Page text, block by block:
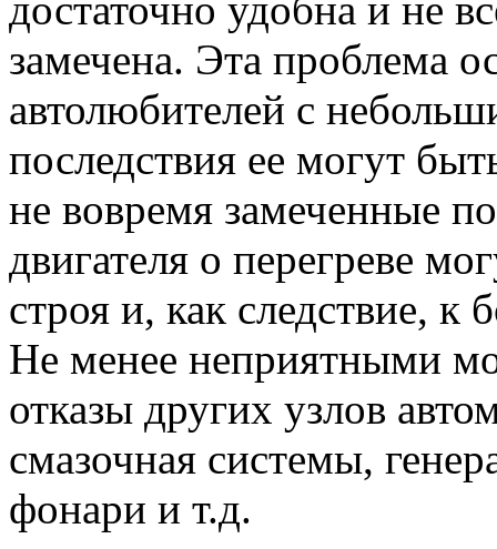
замечена. Эта проблема
автолюбителей с
последствия ее могут
не вовремя замеченные
двигателя о перегреве
строя и, как следствие,
Не менее неприятными
отказы других узлов
смазочная системы,
фонари и т.д.